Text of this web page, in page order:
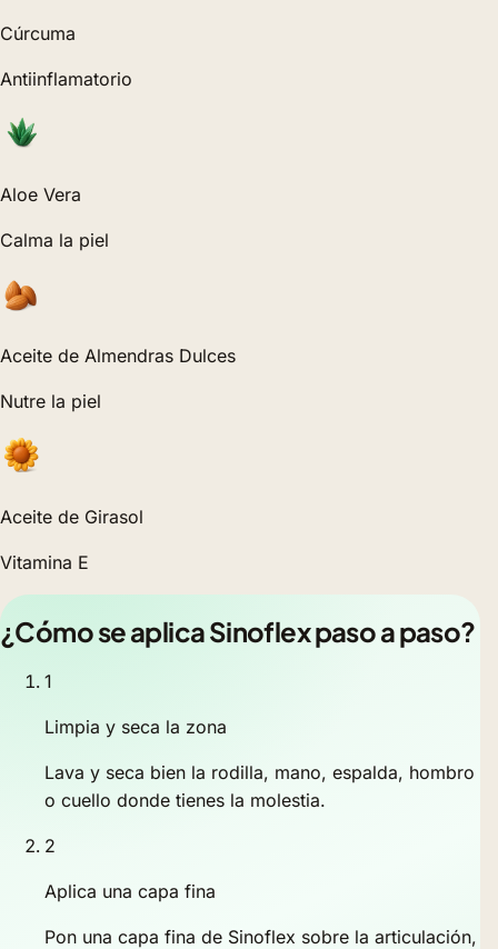
Cúrcuma
Antiinflamatorio
Aloe Vera
Calma la piel
Aceite de Almendras Dulces
Nutre la piel
Aceite de Girasol
Vitamina E
¿Cómo se aplica Sinoflex paso a paso?
1
Limpia y seca la zona
Lava y seca bien la rodilla, mano, espalda, hombro
o cuello donde tienes la molestia.
2
Aplica una capa fina
Pon una capa fina de Sinoflex sobre la articulación,